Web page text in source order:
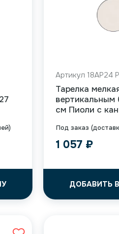
Под заказ
Артикул 18AP24
Тарелка
вертикальным
см Пиоли с
1 057 ₽
ДОБАВИТЬ